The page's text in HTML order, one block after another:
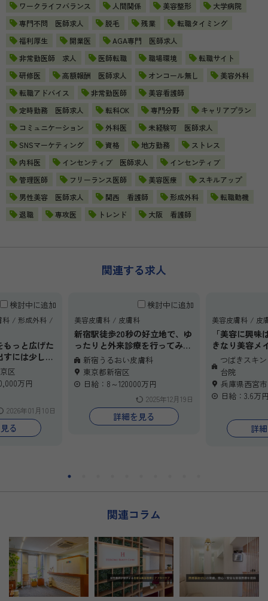
ワークライフバランス
人間関係 美容整形
大学病院
専門不問 医師求人
脱毛 残業
転職タイミング
福利厚生
開業医
AGA専門 医師求人
非常勤医師 求人
医師転職 職場環境
転職サイト
研修医
高額報酬 医師求人 オンコール無し
美容外科
転職アドバイス
非常勤医師
美容看護師
定時勤務 医師求人
転科OK 専門分野
キャリアプラン
コミュニケーション
外科医
未経験可 医師求人
SNSマーケティング
資格 地方勤務
ストレス
内科医
インセンティブ 医師求人
インセンティブ
管理医師
フリーランス医師 美容医療
スキルアップ
男性美容 医師求人
関西 看護師 形成外科
転職動機
退職
専攻医 トレンド 大阪 看護師
関連する求人
検討中に追加
科 形成外科
もっと広げた
には少し不
ぜひ一度ご
です。
周り・脂肪除
経験できる
週1・半日
区
万円
2026年01月10日
る
検討中に追加
美容皮膚科 皮膚科
新宿駅徒歩20秒の好立地で、ゆ
ったりと外来診療を行ってみま
せんか？
新宿うるおい皮膚科では、週１
日から非常勤でご勤務いただけ
る医師を募集しています。
未経験の方でも時給10,000円、
経験・専門医の方には12,000円
～15,000円を用意。1診体制の
新宿うるおい皮膚科
東京都新宿区
日給：8～120000万円
2025年12月19日
詳細を見る
美容皮膚科 皮
「美容に興
きなり美容メ
んな先生に
す。
保険診療を中
美容診療にも
とができるた
院長による
容未経験の先
つばきスキ
台院
兵庫県西宮市
日給：3.6万
詳
関連コラム